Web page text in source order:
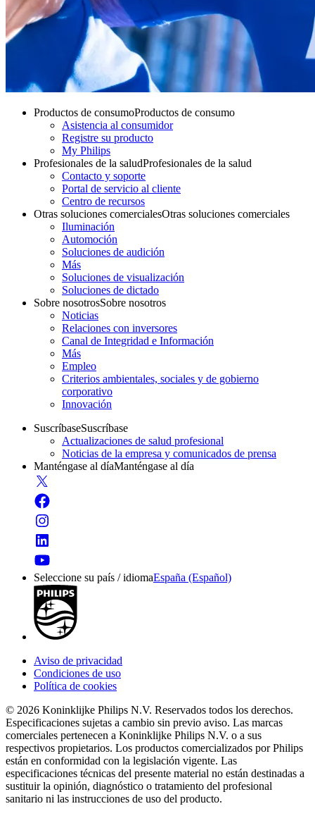
Productos de consumoProductos de consumo
Asistencia al consumidor
Registre su producto
My Philips
Profesionales de la saludProfesionales de la salud
Contacto y soporte
Portal de servicio al cliente
Centro de recursos
Otras soluciones comercialesOtras soluciones comerciales
Iluminación
Automoción
Soluciones de audición
Más
Soluciones de visualización
Soluciones de dictado
Sobre nosotrosSobre nosotros
Noticias
Relaciones con inversores
Canal de Integridad e Información
Más
Empleo
Criterios ambientales, sociales y de gobierno
corporativo
Innovación
SuscríbaseSuscríbase
Actualizaciones de salud profesional
Noticias de la empresa y comunicados de prensa
Manténgase al díaManténgase al día
Seleccione su país / idiomaEspaña (Español)
Aviso de privacidad
Condiciones de uso
Política de cookies
© 2026 Koninklijke Philips N.V. Reservados todos los derechos.
Especificaciones sujetas a cambio sin previo aviso. Las marcas
comerciales pertenecen a Koninklijke Philips N.V. o a sus
respectivos propietarios. Los productos comercializados por Philips
están en conformidad con la legislación vigente. Las
especificaciones técnicas del presente material no están destinadas a
sustituir la opinión, diagnóstico o tratamiento del profesional
sanitario ni las instrucciones de uso del producto.